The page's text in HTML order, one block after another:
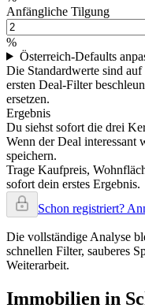
Anfängliche Tilgung
%
Österreich-Defaults
Die Standardwerte sind
ersten Deal-Filter
ersetzen.
Ergebnis
Du siehst sofort die drei
Wenn der Deal interessant
speichern.
Trage Kaufpreis,
sofort dein erstes Ergebnis.
Schon registriert?
Die vollständige Analyse
schnellen Filter, sauberes
Weiterarbeit.
Immobilien in